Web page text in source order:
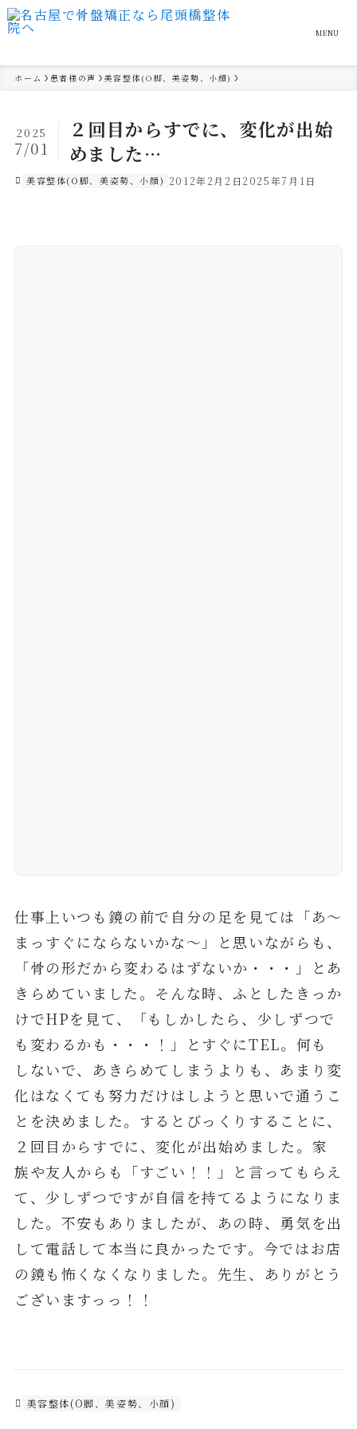
MENU
ホーム 患者様の声 美容整体(O脚、美姿勢、小顔)
２回目からすでに、変化が出始
めました…
2025
7/01
美容整体(O脚、美姿勢、小顔) 2012年2月2日2025年7月1日
仕事上いつも鏡の前で自分の足を見ては「あ～
まっすぐにならないかな～」と思いながらも、
「骨の形だから変わるはずないか・・・」とあ
きらめていました。そんな時、ふとしたきっか
けでHPを見て、「もしかしたら、少しずつで
も変わるかも・・・！」とすぐにTEL。何も
しないで、あきらめてしまうよりも、あまり変
化はなくても努力だけはしようと思いで通うこ
とを決めました。するとびっくりすることに、
２回目からすでに、変化が出始めました。家
族や友人からも「すごい！！」と言ってもらえ
て、少しずつですが自信を持てるようになりま
した。不安もありましたが、あの時、勇気を出
して電話して本当に良かったです。今ではお店
の鏡も怖くなくなりました。先生、ありがとう
ございますっっ！！
美容整体(O脚、美姿勢、小顔)